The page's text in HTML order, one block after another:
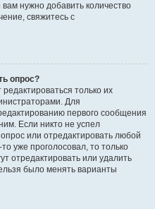
нужно добавить количество
свяжитесь с
опрос?
только их
Для
первого сообщения
Если никто не успел
или отредактировать любой
уже проголосовал, то только
отредактировать или удалить
было менять варианты